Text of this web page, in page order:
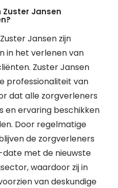
Zuster Jansen
Jansen zijn
in het verlenen van
Zuster Jansen
professionaliteit van
dat alle zorgverleners
en ervaring beschikken
Door regelmatige
de zorgverleners
met de nieuwste
waardoor zij in
van deskundige